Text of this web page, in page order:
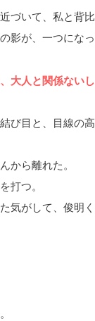
づいて、私と背比
影が、一つになっ
大人と関係ないし
び目と、目線の
から離れた。
打つ。
気がして、俊明